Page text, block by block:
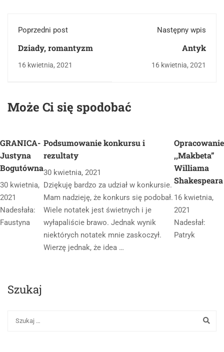
Poprzedni post
Dziady, romantyzm
16 kwietnia, 2021
Następny wpis
Antyk
16 kwietnia, 2021
Może Ci się spodobać
GRANICA-
Justyna
Bogutówna
30 kwietnia,
2021
Nadesłała:
Faustyna
Podsumowanie konkursu i
rezultaty
30 kwietnia, 2021
Dziękuję bardzo za udział w konkursie.
Mam nadzieję, że konkurs się podobał.
Wiele notatek jest świetnych i je
wyłapaliście brawo. Jednak wynik
niektórych notatek mnie zaskoczył.
Wierzę jednak, że idea …
Opracowanie
,,Makbeta”
Williama
Shakespeara
16 kwietnia,
2021
Nadesłał:
Patryk
Szukaj